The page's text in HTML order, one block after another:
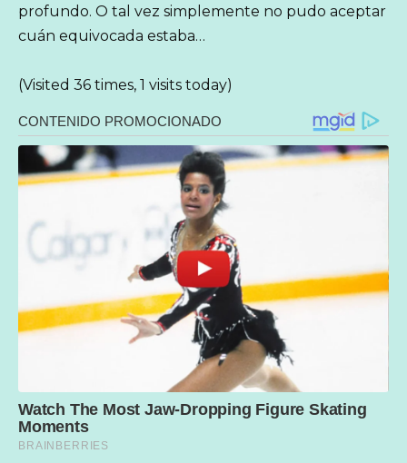
profundo. O tal vez simplemente no pudo aceptar
cuán equivocada estaba…
(Visited 36 times, 1 visits today)